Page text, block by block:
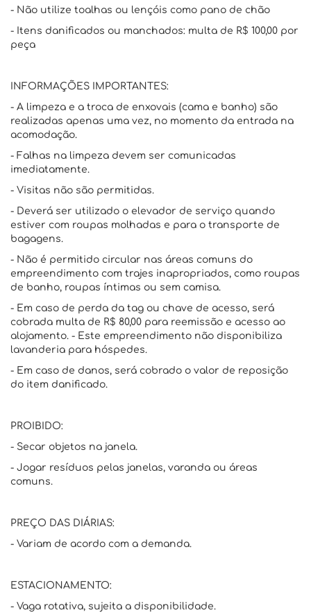
- Não utilize toalhas ou lençóis como pano de chão
- Itens danificados ou manchados: multa de R$ 100,00 por
peça
INFORMAÇÕES IMPORTANTES:
- A limpeza e a troca de enxovais (cama e banho) são
realizadas apenas uma vez, no momento da entrada na
acomodação.
- Falhas na limpeza devem ser comunicadas
imediatamente.
- Visitas não são permitidas.
- Deverá ser utilizado o elevador de serviço quando
estiver com roupas molhadas e para o transporte de
bagagens.
- Não é permitido circular nas áreas comuns do
empreendimento com trajes inapropriados, como roupas
de banho, roupas íntimas ou sem camisa.
- Em caso de perda da tag ou chave de acesso, será
cobrada multa de R$ 80,00 para reemissão e acesso ao
alojamento. - Este empreendimento não disponibiliza
lavanderia para hóspedes.
- Em caso de danos, será cobrado o valor de reposição
do item danificado.
PROIBIDO:
- Secar objetos na janela.
- Jogar resíduos pelas janelas, varanda ou áreas
comuns.
PREÇO DAS DIÁRIAS:
- Variam de acordo com a demanda.
ESTACIONAMENTO:
- Vaga rotativa, sujeita a disponibilidade.